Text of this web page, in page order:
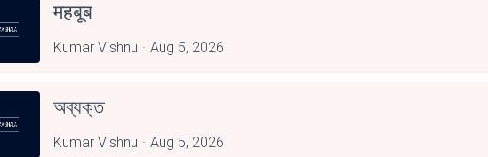
महबूब
Kumar Vishnu Aug 5, 2026
অব্যক্ত
Kumar Vishnu Aug 5, 2026